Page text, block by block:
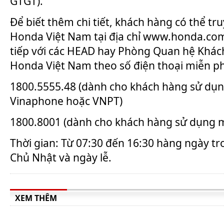
Để biết thêm chi tiết, khách hàng có thể
Honda Việt Nam tại địa chỉ
tiếp với các HEAD hay Phòng Quan hệ
Honda Việt Nam theo số điện thoại miễn
1800.5555.48 (dành cho khách hàng sử
Vinaphone hoặc VNPT)
1800.8001 (dành cho khách hàng sử dụng
Thời gian: Từ 07:30 đến 16:30 hàng ngày
Chủ Nhật và ngày lễ.
XEM THÊM